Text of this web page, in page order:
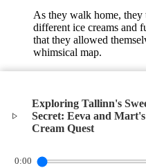
Exploring Tallinn's
Secret: Eeva and
Cream Quest
0:00
As they walk home, they
different ice creams and
that they allowed
whimsical map.
Thus, they remain
unforgettable adventure.